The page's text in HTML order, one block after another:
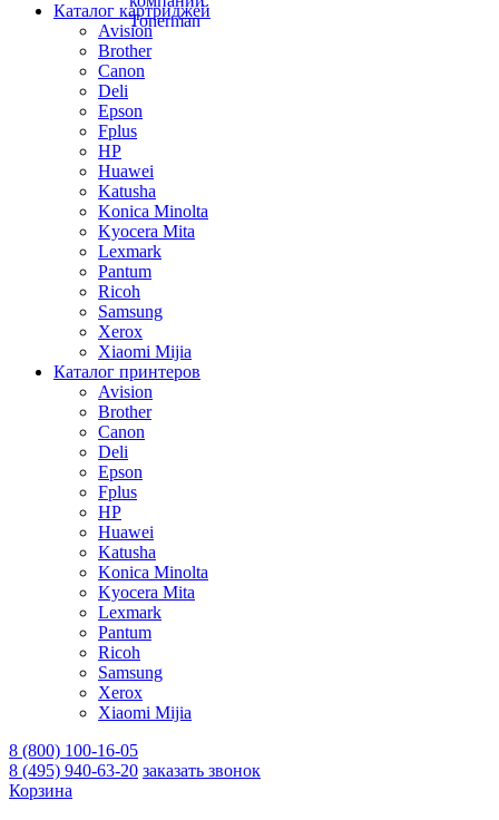
Каталог картриджей
Avision
Brother
Canon
Deli
Epson
Fplus
HP
Huawei
Katusha
Konica Minolta
Kyocera Mita
Lexmark
Pantum
Ricoh
Samsung
Xerox
Xiaomi Mijia
Каталог принтеров
Avision
Brother
Canon
Deli
Epson
Fplus
HP
Huawei
Katusha
Konica Minolta
Kyocera Mita
Lexmark
Pantum
Ricoh
Samsung
Xerox
Xiaomi Mijia
8 (800) 100-16-05
8 (495) 940-63-20 заказать звонок
Корзина